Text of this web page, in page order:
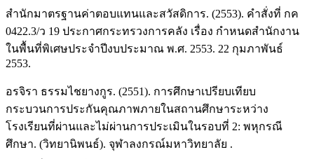
สำนักมาตรฐานค่าตอบแทนและสวัสดิการ. (2553). คำสั่งที่ กค
0422.3/ว 19 ประกาศกระทรวงการคลัง เรื่อง กำหนดสำนักงาน
ในพื้นที่พิเศษประจำปีงบประมาณ พ.ศ. 2553. 22 กุมภาพันธ์
2553.
อรจิรา ธรรมไชยางกูร. (2551). การศึกษาเปรียบเทียบ
กระบวนการประกันคุณภาพภายในสถานศึกษาระหว่าง
โรงเรียนที่ผ่านและไม่ผ่านการประเมินในรอบที่ 2: พหุกรณี
ศึกษา. (วิทยานิพนธ์). จุฬาลงกรณ์มหาวิทยาลัย .